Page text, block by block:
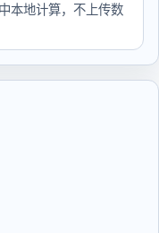
本地计算，不上传数